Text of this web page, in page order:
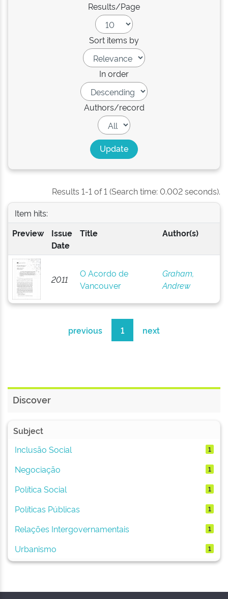
Results/Page
Sort items by
In order
Authors/record
Results 1-1 of 1 (Search time: 0.002 seconds).
Item hits:
Preview
Issue
Date
Title Author(s)
2011
O Acordo de
Vancouver
Graham,
Andrew
previous 1 next
Discover
Subject
Inclusão Social
1
Negociação 1
Política Social 1
Políticas Públicas 1
Relações Intergovernamentais 1
Urbanismo 1